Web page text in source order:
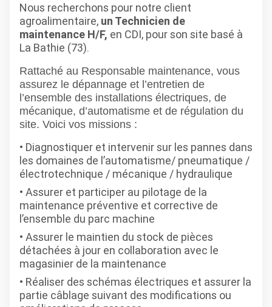
Nous recherchons pour notre client
agroalimentaire, un Technicien de
maintenance H/F, en CDI, pour son site basé à
La Bathie (73).
Rattaché au Responsable maintenance, vous
assurez le dépannage et l’entretien de
l’ensemble des installations électriques, de
mécanique, d’automatisme et de régulation du
site. Voici vos missions :
Diagnostiquer et intervenir sur les pannes dans
les domaines de l’automatisme/ pneumatique /
électrotechnique / mécanique / hydraulique
Assurer et participer au pilotage de la
maintenance préventive et corrective de
l’ensemble du parc machine
Assurer le maintien du stock de pièces
détachées à jour en collaboration avec le
magasinier de la maintenance
Réaliser des schémas électriques et assurer la
partie câblage suivant des modifications ou